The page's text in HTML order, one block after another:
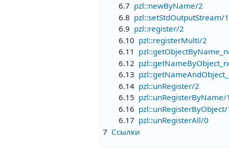
6.7 pzl::newByName/2
6.8 pzl::setStdOutputStream/1
6.9 pzl::register/2
6.10 pzl::registerMulti/2
6.11
6.12
6.13
6.14 pzl::unRegister/2
6.15 pzl::unRegisterByName/
6.16
6.17 pzl::unRegisterAll/0
7 Ссылки